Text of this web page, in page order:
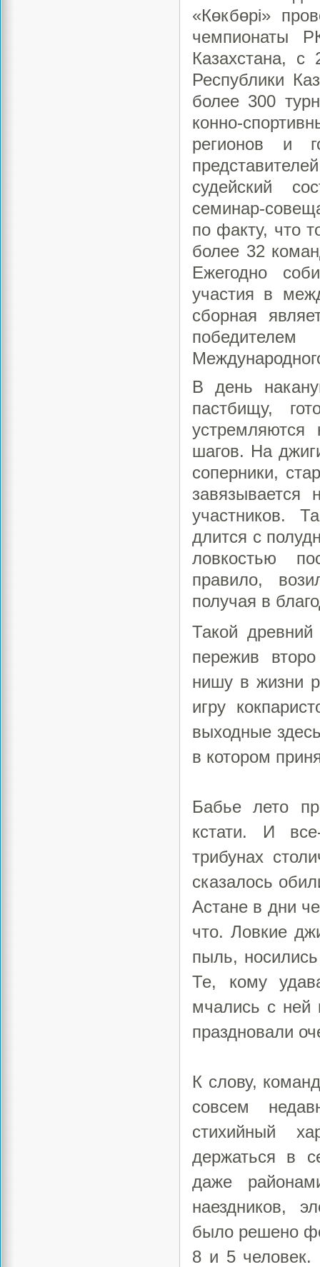
«Көкбөрі»
чемпионаты
Казахстана, с
Республики
более 300
конно-
регионов и
судейский
семинар-
по факту, что
более 32
Ежегодно
участия в
сборная
В день
пастбищу,
шагов. На
соперники,
завязывается
участников.
длится с
ловкостью
правило,
получая в
Такой
пережив
нишу в жизни
игру
выходные
в котором
Бабье лето
кстати. И
трибунах
сказалось
Астане в дни
что. Ловкие
пыль,
Те, кому
мчались с ней
праздновали
К слову,
совсем
стихийный
держаться в
даже
наездников,
было решено
8 и 5 человек.